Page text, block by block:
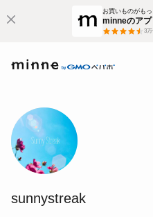
お買いものがも
minneのアプ
3
sunnystreak